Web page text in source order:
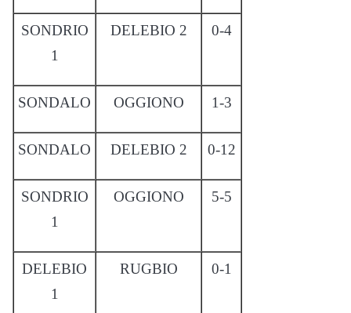
SONDRIO
1
DELEBIO 2 0-4
SONDALO OGGIONO 1-3
SONDALO DELEBIO 2 0-12
SONDRIO
1
OGGIONO 5-5
DELEBIO
1
RUGBIO 0-1